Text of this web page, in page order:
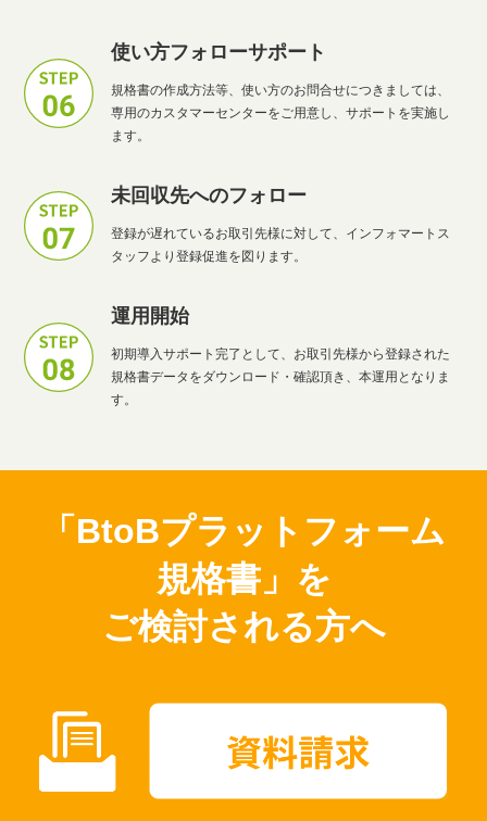
使い方フォローサポート
規格書の作成方法等、使い方のお問合せにつきましては、
専用のカスタマーセンターをご用意し、サポートを実施し
ます。
未回収先へのフォロー
登録が遅れているお取引先様に対して、インフォマートス
タッフより登録促進を図ります。
運用開始
初期導入サポート完了として、お取引先様から登録された
規格書データをダウンロード・確認頂き、本運用となりま
す。
「BtoBプラットフォーム
規格書」を
ご検討される方へ